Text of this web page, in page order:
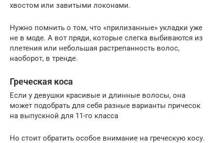
хвостом или завитыми локонами.
Нужно помнить о том, что «прилизанные» укладки уже
не в моде. А вот пряди, которые слегка выбиваются из
плетения или небольшая растрепанность волос,
наоборот, в тренде.
Греческая коса
Если у девушки красивые и длинные волосы, она
может подобрать для себя разные варианты причесок
на выпускной для 11-го класса
Но стоит обратить особое внимание на греческую косу.